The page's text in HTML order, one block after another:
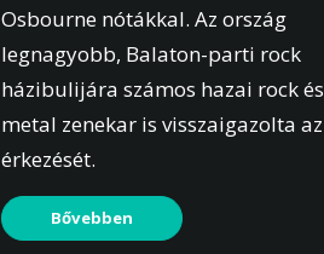
Osbourne nótákkal. Az ország
legnagyobb, Balaton-parti rock
házibulijára számos hazai rock és
metal zenekar is visszaigazolta az
érkezését.
Bővebben